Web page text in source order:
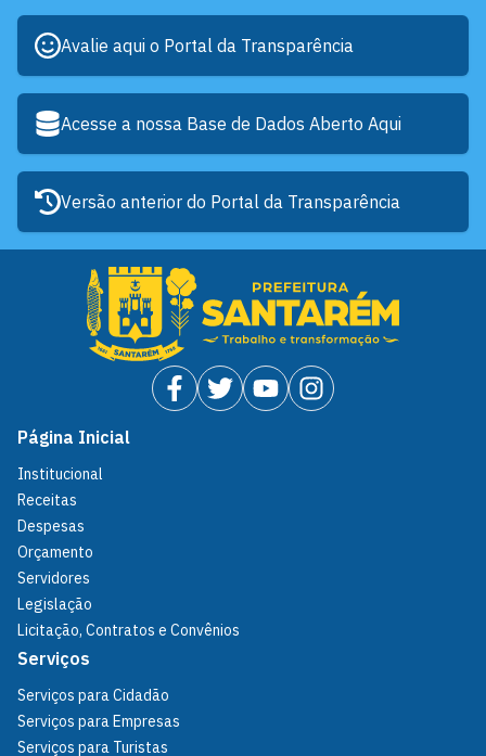
Avalie aqui o Portal da Transparência
Acesse a nossa Base de Dados Aberto Aqui
Versão anterior do Portal da Transparência
Página Inicial
Institucional
Receitas
Despesas
Orçamento
Servidores
Legislação
Licitação, Contratos e Convênios
Serviços
Serviços para Cidadão
Serviços para Empresas
Serviços para Turistas